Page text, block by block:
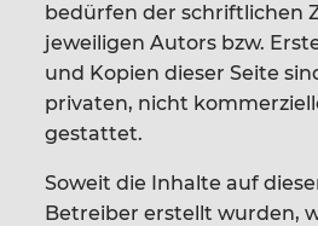
bedürfen der schriftlichen
jeweiligen Autors bzw.
und Kopien dieser Seite
privaten, nicht
gestattet.
Soweit die Inhalte auf
Betreiber erstellt wurden,